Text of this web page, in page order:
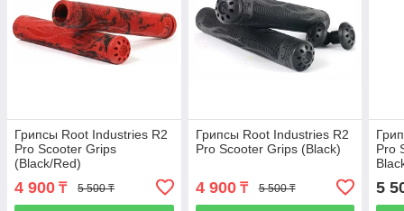
Грипсы Root Industries R2
Pro Scooter Grips
(Black/Red)
4 900 ₸ 5 500 ₸
Грипсы Root Industries R2
Pro Scooter Grips (Black)
4 900₸ 5 500 ₸
Pro
5